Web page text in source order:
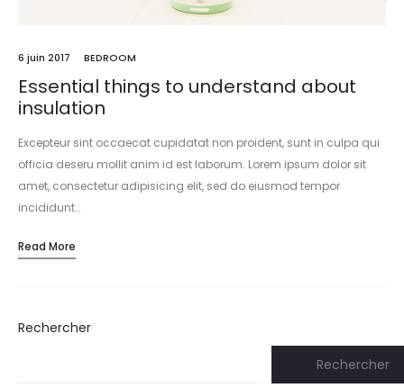
6 juin 2017 BEDROOM
Essential things to understand about
insulation
Excepteur sint occaecat cupidatat non proident, sunt in culpa qui
officia deseru mollit anim id est laborum. Lorem ipsum dolor sit
amet, consectetur adipisicing elit, sed do eiusmod tempor
incididunt…
Read More
Rechercher
Rechercher